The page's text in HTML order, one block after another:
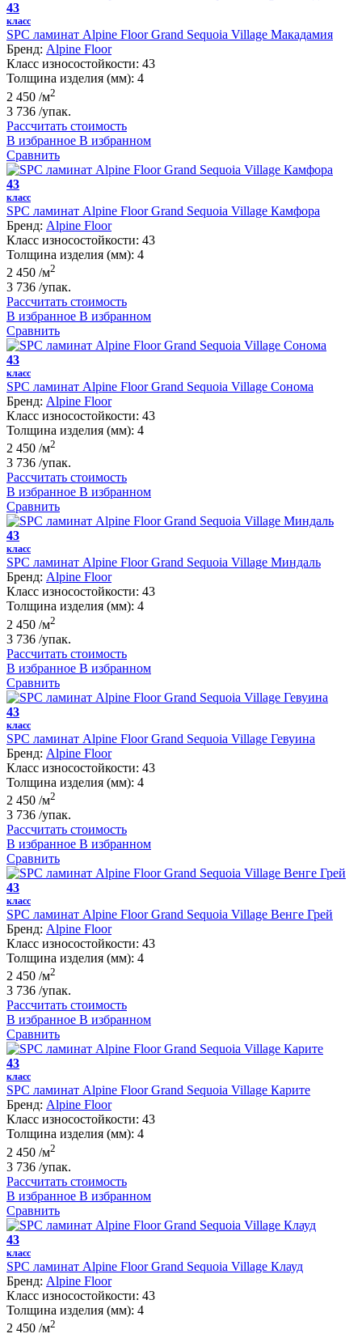
43
класс
SPC ламинат Alpine Floor Grand Sequoia Village Макадамия
Бренд: Alpine Floor
Класс износостойкости: 43
Толщина изделия (мм): 4
2 450 /м2
3 736 /упак.
Рассчитать стоимость
В избранное В избранном
Сравнить
43
класс
SPC ламинат Alpine Floor Grand Sequoia Village Камфора
Бренд: Alpine Floor
Класс износостойкости: 43
Толщина изделия (мм): 4
2 450 /м2
3 736 /упак.
Рассчитать стоимость
В избранное В избранном
Сравнить
43
класс
SPC ламинат Alpine Floor Grand Sequoia Village Сонома
Бренд: Alpine Floor
Класс износостойкости: 43
Толщина изделия (мм): 4
2 450 /м2
3 736 /упак.
Рассчитать стоимость
В избранное В избранном
Сравнить
43
класс
SPC ламинат Alpine Floor Grand Sequoia Village Миндаль
Бренд: Alpine Floor
Класс износостойкости: 43
Толщина изделия (мм): 4
2 450 /м2
3 736 /упак.
Рассчитать стоимость
В избранное В избранном
Сравнить
43
класс
SPC ламинат Alpine Floor Grand Sequoia Village Гевуина
Бренд: Alpine Floor
Класс износостойкости: 43
Толщина изделия (мм): 4
2 450 /м2
3 736 /упак.
Рассчитать стоимость
В избранное В избранном
Сравнить
43
класс
SPC ламинат Alpine Floor Grand Sequoia Village Венге Грей
Бренд: Alpine Floor
Класс износостойкости: 43
Толщина изделия (мм): 4
2 450 /м2
3 736 /упак.
Рассчитать стоимость
В избранное В избранном
Сравнить
43
класс
SPC ламинат Alpine Floor Grand Sequoia Village Карите
Бренд: Alpine Floor
Класс износостойкости: 43
Толщина изделия (мм): 4
2 450 /м2
3 736 /упак.
Рассчитать стоимость
В избранное В избранном
Сравнить
43
класс
SPC ламинат Alpine Floor Grand Sequoia Village Клауд
Бренд: Alpine Floor
Класс износостойкости: 43
Толщина изделия (мм): 4
2 450 /м2